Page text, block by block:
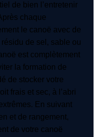
de bien l’entretenir
chaque
le canoë avec de
résidu de sel, sable ou
est complètement
la formation de
de stocker votre
frais et sec, à l’abri
En suivant
et de rangement,
de votre canoë